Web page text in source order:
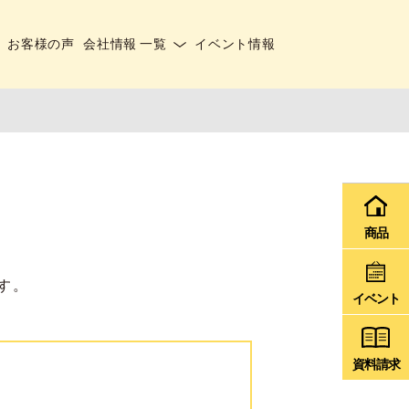
お客様の声 会社情報 一覧 イベント情報
。
商品
イベント
資料請求